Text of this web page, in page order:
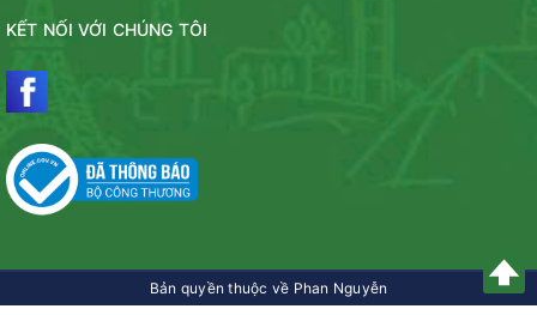
KẾT NỐI VỚI CHÚNG TÔI
Bản quyền thuộc về Phan Nguyễn